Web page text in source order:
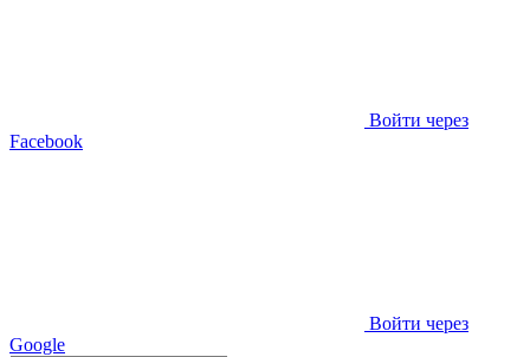
Войти через
Facebook
Войти через
Google